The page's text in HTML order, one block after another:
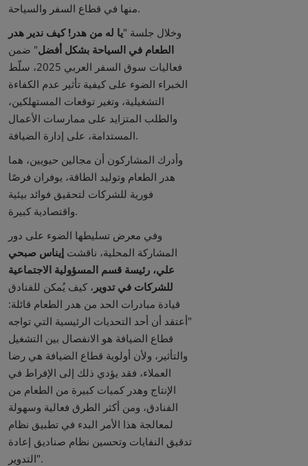
منها في قطاع السفر والسياحة.
وخلال جلسة "يا له من هدر! كيف ندير هدر
الطعام في السياحة بشكل أفضل" ضمن
فعاليات سوق السفر العربي 2025، سلّط
الخبراء الضوء على كيفية تأثير عدم الكفاءة
التشغيلية، وتغير توقعات المستهلكين،
والطلب المتزايد على ممارسات الأعمال
المستدامة، على إدارة الضيافة.
وأدرك المشاركون أن مجالين حيويين، هما
هدر الطعام وتوليد الطاقة، يوفران فرصًا
فورية للشركات لتحقيق فوائد بيئية
واقتصادية كبيرة.
وفي معرض تسليطها الضوء على دور
المشاركة المحلية، ناقشت إيناس صبحي
علي، رئيسة قسم المسؤولية الاجتماعية
للشركات في تدوير ، كيف يُمكن للفنادق
قيادة مبادرات الحد من هدر الطعام قائلة:
"أعتقد أن أحد التحديات الرئيسية التي تواجه
قطاع الضيافة هو الانفصال بين التشغيل
والتأثير، ولأن أولوية قطاع الضيافة هي رضا
العملاء، فقد يؤدي ذلك إلى الإفراط في
الإنتاج وهدر كميات كبيرة من الطعام من
الفنادق، ومن أكثر الطرق فعالية وسهولة
لمعالجة هذا الأمر البدء في تطبيق نظام
تدقيق النفايات وتحسين نظام صناديق إعادة
التدوير".